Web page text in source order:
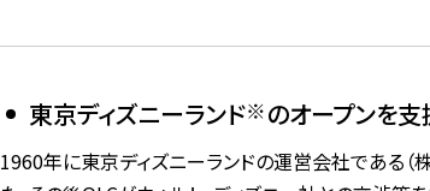
東京ディズニーランド※のオープンを支
1960年に東京ディズニーランドの運営会社である（